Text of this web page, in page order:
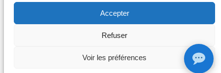
Accepter
Refuser
Voir les préférences
– siret
41448350300085